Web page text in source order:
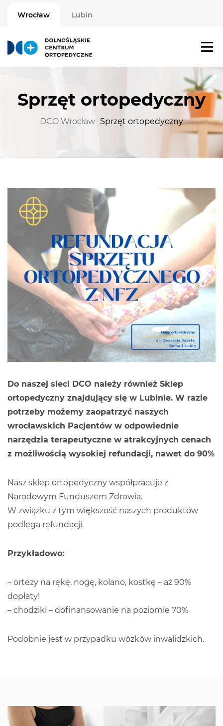
Wrocław Lubin
Sprzęt ortopedyczny
DCO Wrocław Sprzęt ortopedyczny
Do naszej sieci DCO należy również Sklep
ortopedyczny znajdujący się w Lubinie. W razie
potrzeby możemy zaopatrzyć naszych
wrocławskich Pacjentów w odpowiednie
narzędzia terapeutyczne w atrakcyjnych cenach
z możliwością wysokiej refundacji, nawet do 90%
Nasz sklep ortopedyczny współpracuje z
Narodowym Funduszem Zdrowia.
W związku z tym większość naszych produktów
podlega refundacji.
Przykładowo:
– ortezy na rękę, nogę, kolano, kostkę – aż 90%
dopłaty!
– chodziki – dofinansowanie na poziomie 70%
Podobnie jest w przypadku wózków inwalidzkich.